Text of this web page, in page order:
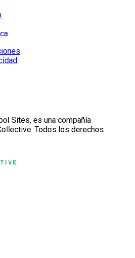
Sites, es una compañía
Todos los derechos